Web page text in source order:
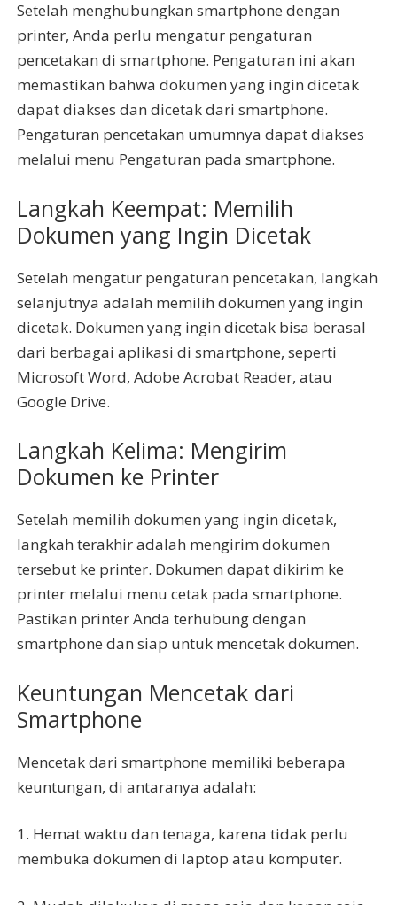
Setelah menghubungkan smartphone dengan
printer, Anda perlu mengatur pengaturan
pencetakan di smartphone. Pengaturan ini akan
memastikan bahwa dokumen yang ingin dicetak
dapat diakses dan dicetak dari smartphone.
Pengaturan pencetakan umumnya dapat diakses
melalui menu Pengaturan pada smartphone.
Langkah Keempat: Memilih
Dokumen yang Ingin Dicetak
Setelah mengatur pengaturan pencetakan, langkah
selanjutnya adalah memilih dokumen yang ingin
dicetak. Dokumen yang ingin dicetak bisa berasal
dari berbagai aplikasi di smartphone, seperti
Microsoft Word, Adobe Acrobat Reader, atau
Google Drive.
Langkah Kelima: Mengirim
Dokumen ke Printer
Setelah memilih dokumen yang ingin dicetak,
langkah terakhir adalah mengirim dokumen
tersebut ke printer. Dokumen dapat dikirim ke
printer melalui menu cetak pada smartphone.
Pastikan printer Anda terhubung dengan
smartphone dan siap untuk mencetak dokumen.
Keuntungan Mencetak dari
Smartphone
Mencetak dari smartphone memiliki beberapa
keuntungan, di antaranya adalah:
1. Hemat waktu dan tenaga, karena tidak perlu
membuka dokumen di laptop atau komputer.